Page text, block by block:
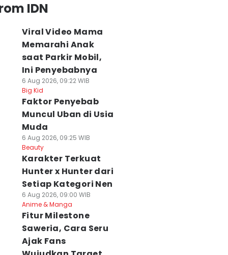
IDN
Viral Video Mama
Memarahi Anak
saat Parkir Mobil,
Ini Penyebabnya
6 Aug 2026, 09:22 WIB
Big Kid
Faktor Penyebab
Muncul Uban di Usia
Muda
6 Aug 2026, 09:25 WIB
Beauty
Karakter Terkuat
Hunter x Hunter dari
Setiap Kategori Nen
6 Aug 2026, 09:00 WIB
Anime & Manga
Fitur Milestone
Saweria, Cara Seru
Ajak Fans